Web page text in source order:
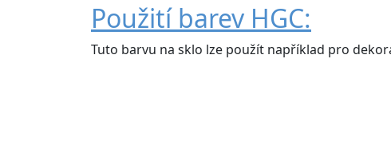
Použití barev HGC:
Tuto barvu na sklo lze použít například pro